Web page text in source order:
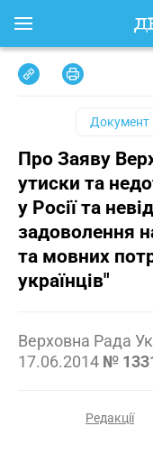
Документ
Про Заяву
утиски та
у Росії та
задоволення
та мовних
українців"
Верховна Рада
17.06.2014 №
Редакції